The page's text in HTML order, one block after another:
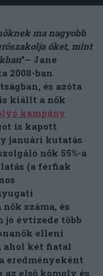
ma nagyobb
őket, mint
”– Jane
2008-ban
és azóta
kiállt a nők
kampány
is kapott
januári kutatás
nők 55%-a
(a férfiak
száma, és
jó évtizede több
elleni
ahol két fiatal
eredményeként
első komoly és